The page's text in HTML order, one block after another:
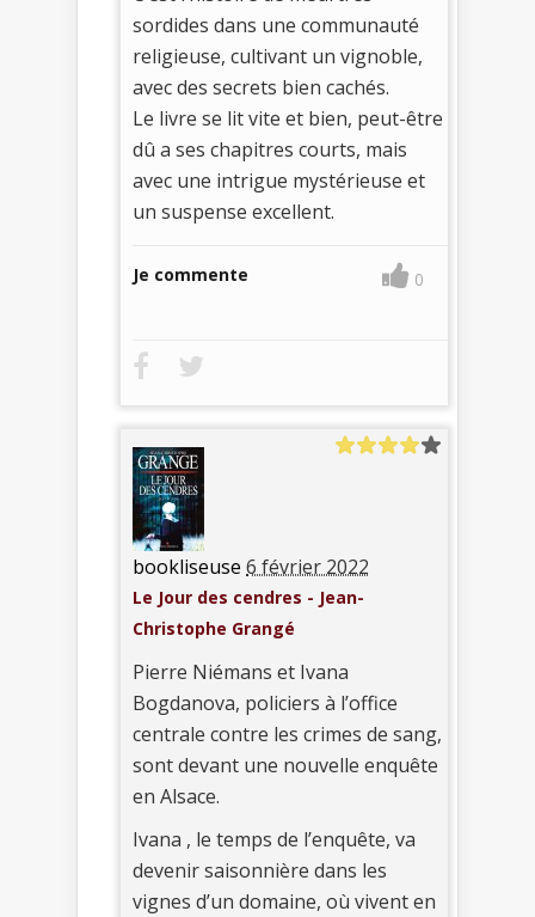
sordides dans une communauté
religieuse, cultivant un vignoble,
avec des secrets bien cachés.
Le livre se lit vite et bien, peut-être
dû a ses chapitres courts, mais
avec une intrigue mystérieuse et
un suspense excellent.
Je commente 0
bookliseuse 6 février 2022
Le Jour des cendres - Jean-
Christophe Grangé
Pierre Niémans et Ivana
Bogdanova, policiers à l’office
centrale contre les crimes de sang,
sont devant une nouvelle enquête
en Alsace.
Ivana , le temps de l’enquête, va
devenir saisonnière dans les
vignes d’un domaine, où vivent en